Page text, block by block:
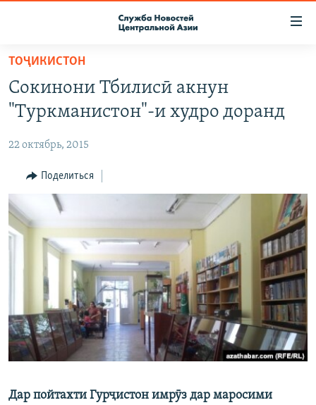
Вернуться
основному
содержанию
Вернутся
навигации
Вернутся
поиску
ПОДПИСКА
КОНТАКТЫ
RFE/RL ДИРЕКТ
НАСТОЯЩЕЕ ВРЕМЯ
МИГРАНТ МЕДИА
ТОҶИКИСТОН
Сокинони Тбилисӣ акнун
"Туркманистон"-и худро доранд
22 октябрь, 2015
Поделиться
Дар пойтахти Гурҷистон имрӯз дар маросими